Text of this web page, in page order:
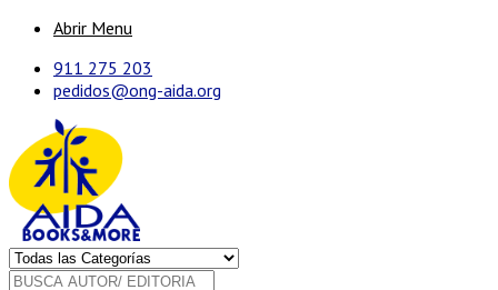
Abrir Menu
911 275 203
pedidos@ong-aida.org
Buscar